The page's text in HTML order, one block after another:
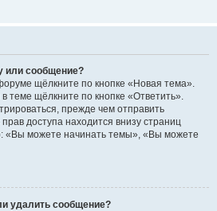
или сообщение?
щёлкните по кнопке «Новая тема».
теме щёлкните по кнопке «Ответить».
прежде чем отправить
доступа находится внизу страниц
можете начинать темы», «Вы можете
удалить сообщение?